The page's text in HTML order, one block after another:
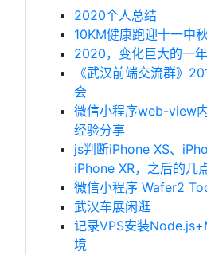
2020个人总结
10KM健康跑迎十一中秋
2020，变化巨大的一年
《武汉前端交流群》
会
微信小程序web-view
经验分享
js判断iPhone XS、
iPhone XR，之后的几
微信小程序 Wafer2
武汉车展闲逛
记录VPS安装
境